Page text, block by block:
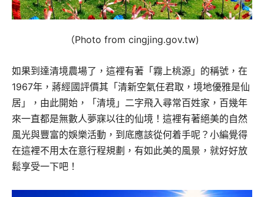
（Photo from cingjing.gov.tw)
如果到達清境農場了，這裡有著「霧上桃源」的稱號，在
1967年，蔣經國評價其「清新空氣任君取，境地優雅是仙
居」，由此開始，「清境」二字飛入尋常百姓家，百幾年
來一直都是無數人夢寐以往的仙境！這裡有著絕美的自然
風光與豐富的娛樂活動，到底應該從何着手呢？小編覺得
在這裡不用太在意行程規劃，有如此美的風景，就好好放
鬆享受一下吧！